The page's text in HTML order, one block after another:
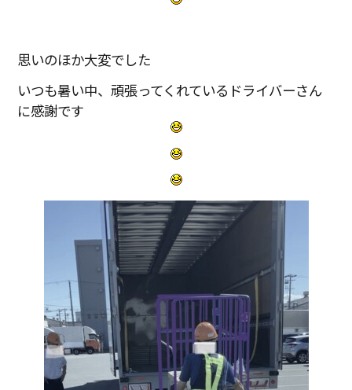
思いのほか大変でした
いつも暑い中、頑張ってくれているドライバーさん
に感謝です